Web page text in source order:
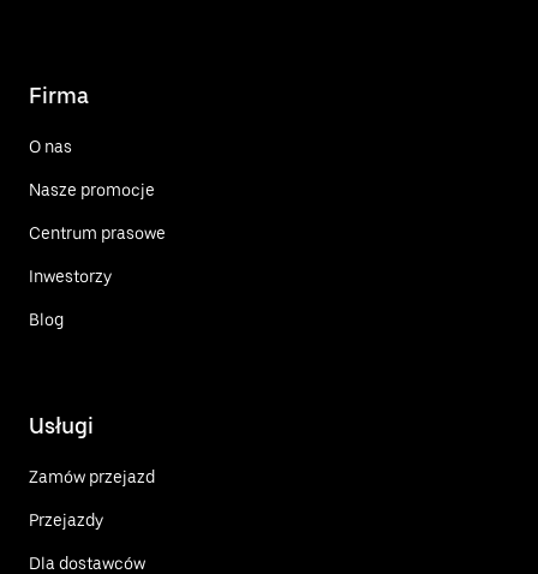
Firma
O nas
Nasze promocje
Centrum prasowe
Inwestorzy
Blog
Usługi
Zamów przejazd
Przejazdy
Dla dostawców